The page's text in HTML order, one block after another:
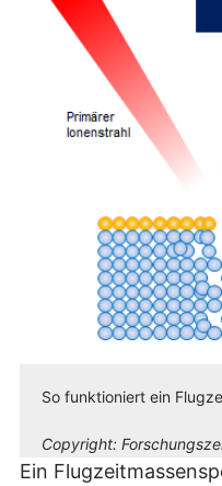
So funktioniert ein
Copyright:
Ein